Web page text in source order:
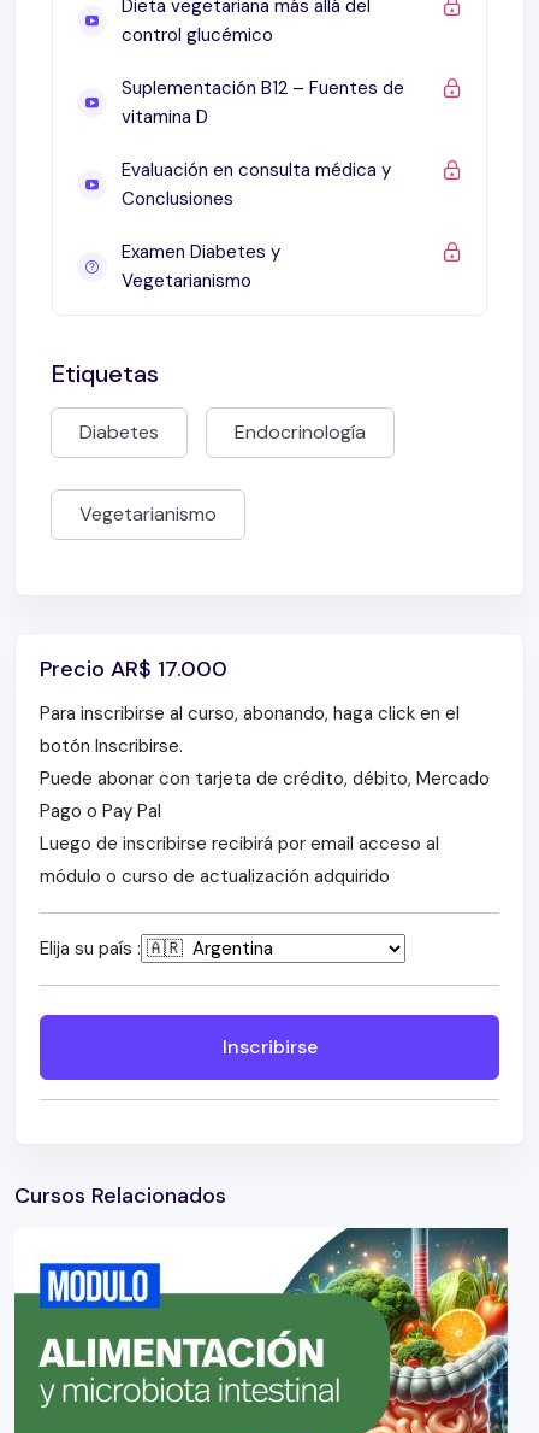
Dieta vegetariana más allá del
control glucémico
Suplementación B12 – Fuentes de
vitamina D
Evaluación en consulta médica y
Conclusiones
Examen Diabetes y
Vegetarianismo
Etiquetas
Diabetes Endocrinología
Vegetarianismo
Precio AR$ 17.000
Para inscribirse al curso, abonando, haga click en el
botón Inscribirse.
Puede abonar con tarjeta de crédito, débito, Mercado
Pago o Pay Pal
Luego de inscribirse recibirá por email acceso al
módulo o curso de actualización adquirido
Elija su país :
Inscribirse
Cursos Relacionados